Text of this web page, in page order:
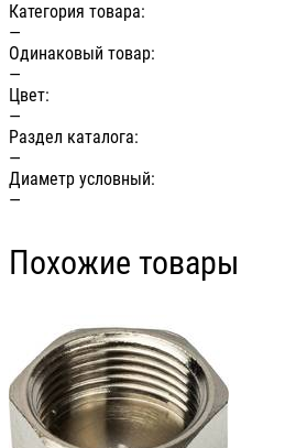
Категория товара:
—
Одинаковый товар:
—
Цвет:
—
Раздел каталога:
—
Диаметр условный:
—
Похожие товары